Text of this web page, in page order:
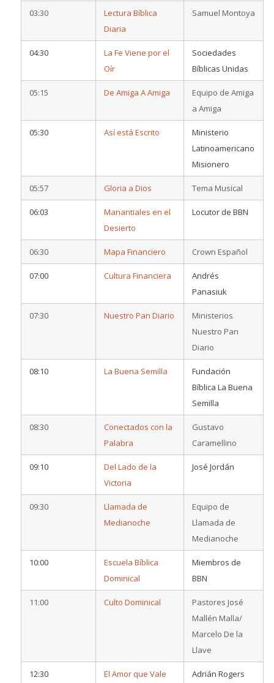
03:30
Lectura Bíblica
Diaria
Samuel Montoya
04:30
La Fe Viene por el
Oír
Sociedades
Bíblicas Unidas
05:15 De Amiga A Amiga
Equipo de Amiga
a Amiga
05:30 Así está Escrito
Ministerio
Latinoamericano
Misionero
05:57 Gloria a Dios Tema Musical
06:03
Manantiales en el
Desierto
Locutor de BBN
06:30 Mapa Financiero Crown Español
07:00 Cultura Financiera
Andrés
Panasiuk
07:30 Nuestro Pan Diario
Ministerios
Nuestro Pan
Diario
08:10 La Buena Semilla
Fundación
Bíblica La Buena
Semilla
08:30
Conectados con la
Palabra
Gustavo
Caramellino
09:10
Del Lado de la
Victoria
José Jordán
09:30
Llamada de
Medianoche
Equipo de
Llamada de
Medianoche
10:00
Escuela Bíblica
Dominical
Miembros de
BBN
11:00 Culto Dominical
Pastores José
Mallén Malla/
Marcelo De la
Llave
12:30 El Amor que Vale Adrián Rogers